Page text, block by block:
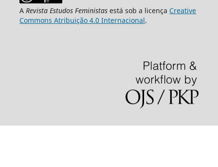
A Revista Estudos Feministasestá sob a licença Creative
Commons Atribuição 4.0 Internacional.